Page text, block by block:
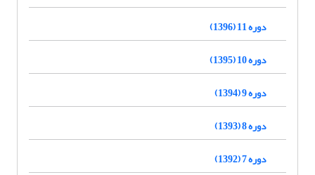
دوره 11 (1396)
دوره 10 (1395)
دوره 9 (1394)
دوره 8 (1393)
دوره 7 (1392)